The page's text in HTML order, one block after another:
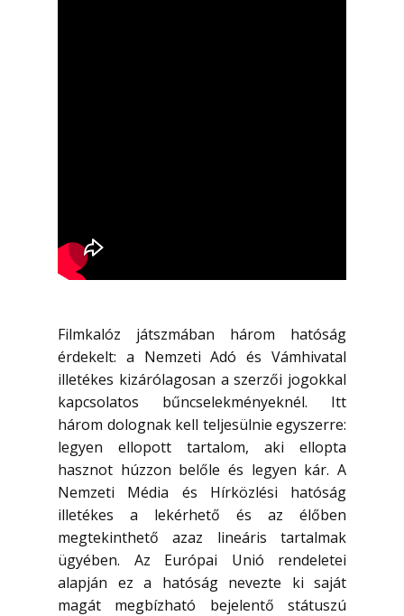
Filmkalóz játszmában három hatóság
érdekelt: a Nemzeti Adó és Vámhivatal
illetékes kizárólagosan a szerzői jogokkal
kapcsolatos bűncselekményeknél. Itt
három dolognak kell teljesülnie egyszerre:
legyen ellopott tartalom, aki ellopta
hasznot húzzon belőle és legyen kár. A
Nemzeti Média és Hírközlési hatóság
illetékes a lekérhető és az élőben
megtekinthető azaz lineáris tartalmak
ügyében. Az Európai Unió rendeletei
alapján ez a hatóság nevezte ki saját
magát megbízható bejelentő státuszú